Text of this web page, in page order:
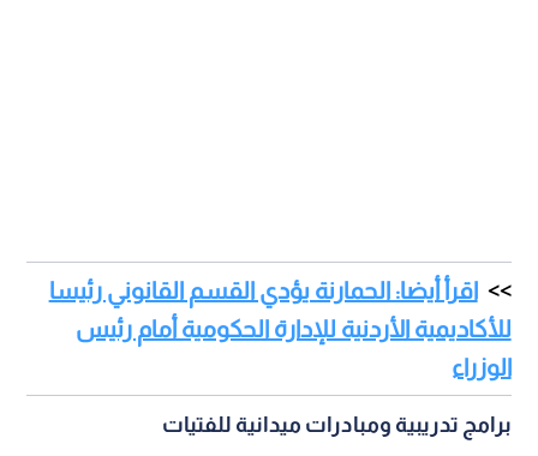
اقرأ أيضا: الحمارنة يؤدي القسم القانوني رئيسا
للأكاديمية الأردنية للإدارة الحكومية أمام رئيس
الوزراء
برامج تدريبية ومبادرات ميدانية للفتيات